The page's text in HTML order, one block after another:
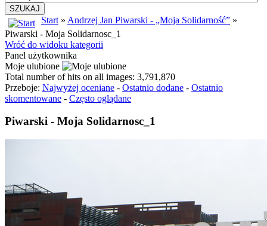
SZUKAJ
Start » Andrzej Jan Piwarski - „Moja Solidarność” »
Piwarski - Moja Solidarnosc_1
Wróć do widoku kategorii
Panel użytkownika
Moje ulubione
Total number of hits on all images: 3,791,870
Przeboje: Najwyżej oceniane - Ostatnio dodane - Ostatnio
skomentowane - Często oglądane
Piwarski - Moja Solidarnosc_1